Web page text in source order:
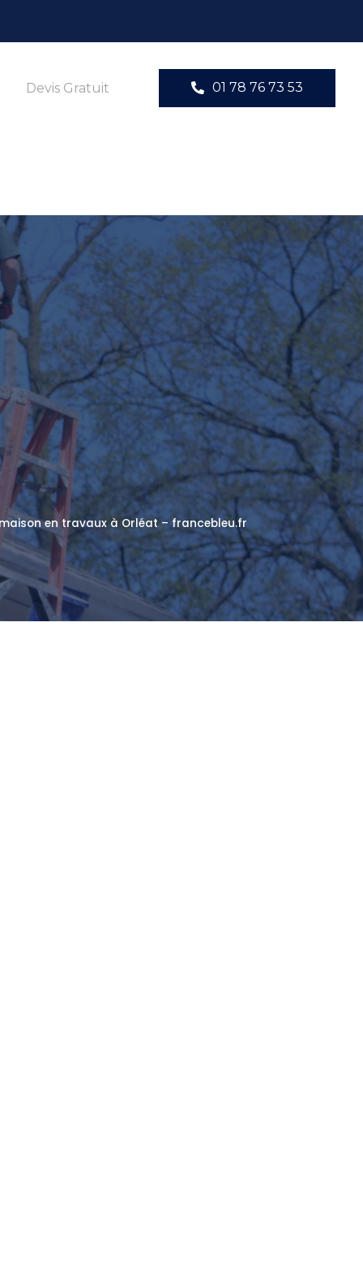
Devis Gratuit 01 78 76 73 53
en travaux à Orléat – francebleu.fr